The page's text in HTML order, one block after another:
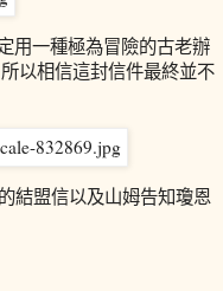
用一種極為冒險的古老辦
以相信這封信件最終並不
結盟信以及山姆告知瓊恩